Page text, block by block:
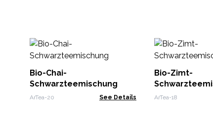
Bio-Chai-
Schwarzteemischung
ArTea-20 See Details
Bio-Zimt-
ArTea-18